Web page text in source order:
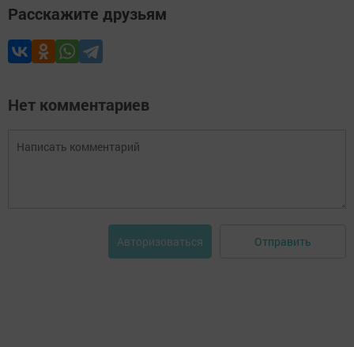
Расскажите друзьям
Нет комментариев
Авторизоваться Отправить